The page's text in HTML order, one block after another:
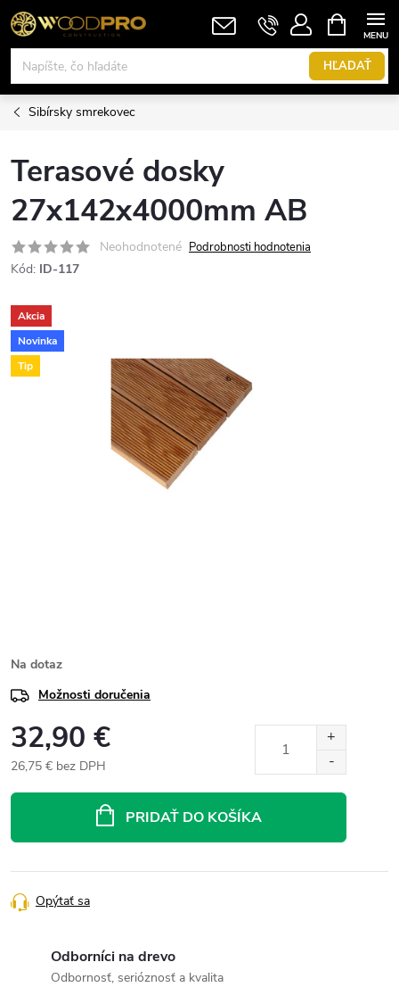
Prejsť
na
obsah
HĽADAŤ
KOŠÍK
Sibírsky smrekovec
Terasové dosky
27x142x4000mm AB
Neohodnotené Podrobnosti hodnotenia
Kód: ID-117
Akcia
Novinka
Tip
Na dotaz
Možnosti doručenia
32,90 €
26,75 € bez DPH
PRIDAŤ DO KOŠÍKA
Opýtať sa
Odborníci na drevo
Odbornosť, serióznosť a kvalita